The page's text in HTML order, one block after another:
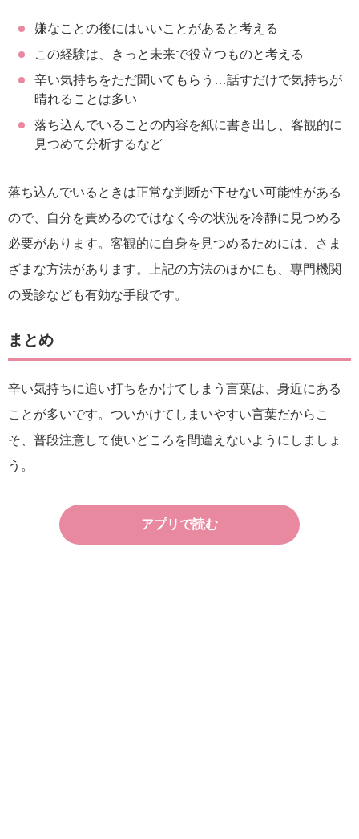
嫌なことの後にはいいことがあると考える
この経験は、きっと未来で役立つものと考える
辛い気持ちをただ聞いてもらう…話すだけで気持ちが
晴れることは多い
落ち込んでいることの内容を紙に書き出し、客観的に
見つめて分析するなど
落ち込んでいるときは正常な判断が下せない可能性がある
ので、自分を責めるのではなく今の状況を冷静に見つめる
必要があります。客観的に自身を見つめるためには、さま
ざまな方法があります。上記の方法のほかにも、専門機関
の受診なども有効な手段です。
まとめ
辛い気持ちに追い打ちをかけてしまう言葉は、身近にある
ことが多いです。ついかけてしまいやすい言葉だからこ
そ、普段注意して使いどころを間違えないようにしましょ
う。
アプリで読む